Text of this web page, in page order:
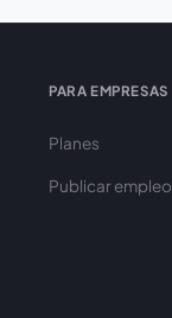
PARA EMPRESAS
Planes
Publicar empleo